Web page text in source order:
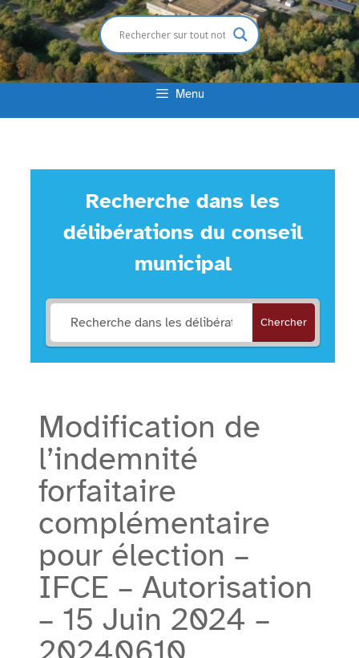
Menu
Recherche dans les
délibérations du conseil
municipal
Chercher
Modification de
l’indemnité
forfaitaire
complémentaire
pour élection –
IFCE – Autorisation
– 15 Juin 2024 –